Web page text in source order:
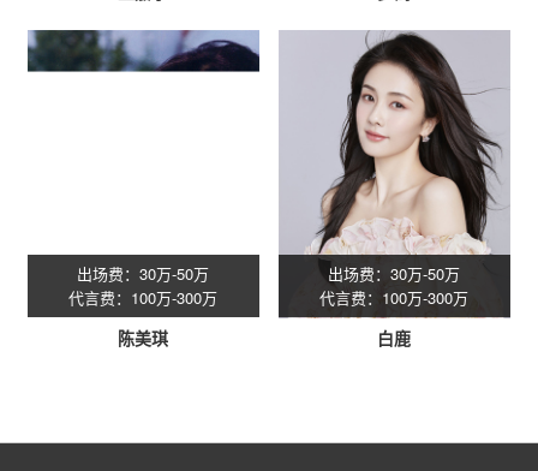
出场费：30万-50万
代言费：100万-300万
陈美琪
出场费：30万-50万
代言费：100万-300万
白鹿